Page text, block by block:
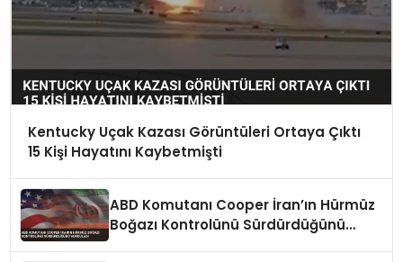
Kentucky Uçak Kazası Görüntüleri Ortaya Çıktı
15 Kişi Hayatını Kaybetmişti
ABD Komutanı Cooper İran’ın Hürmüz
Boğazı Kontrolünü Sürdürdüğünü